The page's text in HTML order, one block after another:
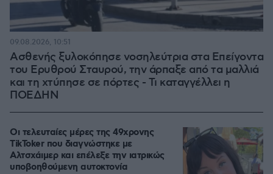
Ασθενής ξυλοκόπησε νοσηλεύτρια στα Επείγοντα
του Ερυθρού Σταυρού, την άρπαξε από τα μαλλιά
και τη χτύπησε σε πόρτες - Τι καταγγέλλει η
ΠΟΕΔΗΝ
09.08.2026, 10:51
Οι τελευταίες μέρες της 49χρονης
TikToker που διαγνώστηκε με
Αλτσχάιμερ και επέλεξε την ιατρικώς
υποβοηθούμενη αυτοκτονία